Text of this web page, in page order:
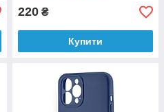
220 ₴
Купити